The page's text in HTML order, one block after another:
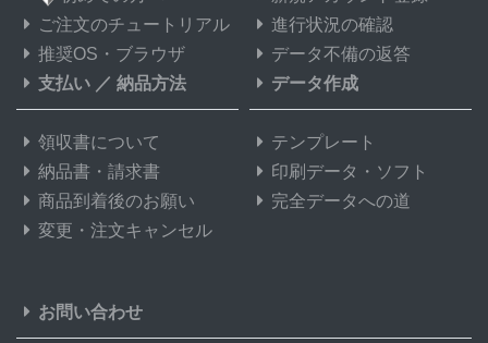
ご注文のチュートリアル
推奨OS・ブラウザ
進行状況の確認
データ不備の返答
支払い ／ 納品方法
領収書について
納品書・請求書
商品到着後のお願い
変更・注文キャンセル
データ作成
テンプレート
印刷データ・ソフト
完全データへの道
お問い合わせ